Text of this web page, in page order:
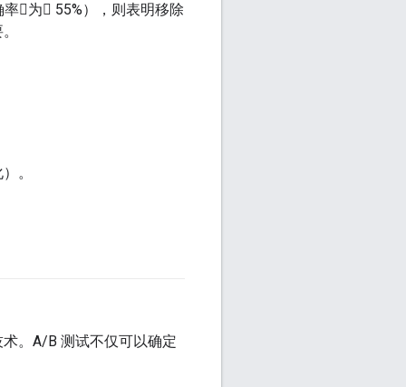
为 55%），则表明移除
。
术。A/B 测试不仅可以确定